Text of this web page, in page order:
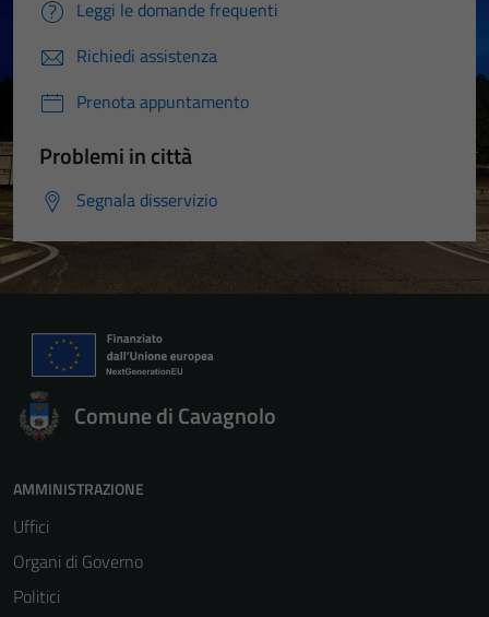
Leggi le domande frequenti
Richiedi assistenza
Prenota appuntamento
Problemi in città
Segnala disservizio
Comune di Cavagnolo
AMMINISTRAZIONE
Uffici
Organi di Governo
Politici